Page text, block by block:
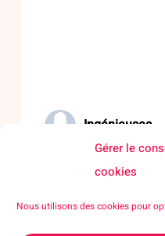
Gérer le
cookies
Nous utilisons des cookies pour
Ingénieuses